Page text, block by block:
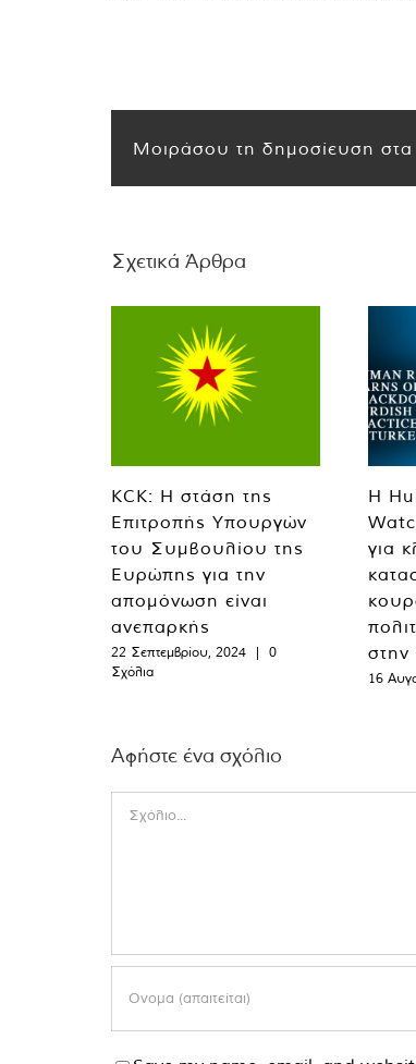
Μοιράσου τη δημοσίευση στα
Σχετικά Άρθρα
KCK: Η στάση της
Επιτροπής Υπουργών
του Συμβουλίου της
Ευρώπης για την
απομόνωση είναι
ανεπαρκής
22 Σεπτεμβρίου, 2024 |
0
Σχόλια
Η
για
στην
16
Αφήστε ένα σχόλιο